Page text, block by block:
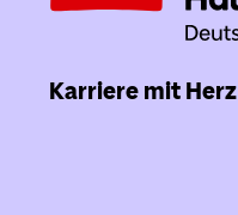
Karriere mit Herz